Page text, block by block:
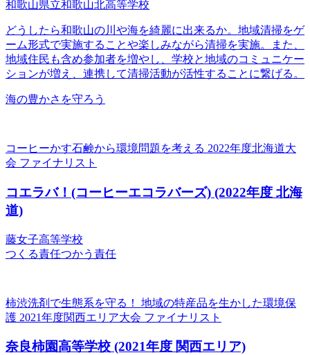
和歌山県立和歌山北高等学校
どうしたら和歌山の川や海を綺麗に出来るか。地域清掃をゲ
ーム形式で実施することや楽しみながら清掃を実施。また、
地域住民も含め参加者を増やし、学校と地域のコミュニケー
ションが増え、連携して清掃活動が活性することに繋げる。
海の豊かさを守ろう
コーヒーかす石鹸から環境問題を考える 2022年度北海道大
会 ファイナリスト
コエラバ！(コーヒーエコラバーズ) (2022年度 北海
道)
藤女子高等学校
つくる責任つかう責任
柿渋洗剤で生態系を守る！ 地域の特産品を生かした環境保
護 2021年度関西エリア大会 ファイナリスト
奈良柿園高等学校 (2021年度 関西エリア)